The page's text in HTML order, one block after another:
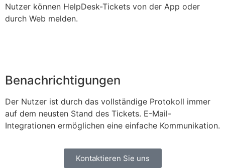
Nutzer können HelpDesk-Tickets von der App oder
durch Web melden.
Benachrichtigungen
Der Nutzer ist durch das vollständige Protokoll immer
auf dem neusten Stand des Tickets. E-Mail-
Integrationen ermöglichen eine einfache Kommunikation.
Kontaktieren Sie uns